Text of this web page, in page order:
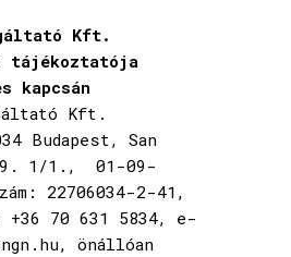
Kft.
tájékoztatója
kapcsán
Kft.
Budapest, San
1/1., 01-09-
22706034-2-41,
+36 70 631 5834, e-
önállóan